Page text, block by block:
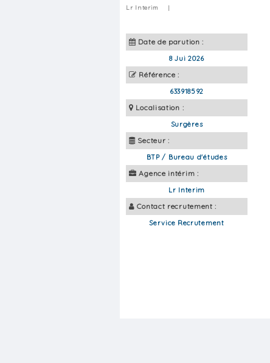
Lr Interim |
Date de parution :
8 Jui 2026
Référence :
633918592
Localisation :
Surgères
Secteur :
BTP / Bureau d'études
Agence intérim :
Lr Interim
Contact recrutement :
Service Recrutement